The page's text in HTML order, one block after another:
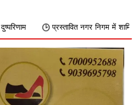
प्रस्तावित नगर निगम में शामिल किए जाने का